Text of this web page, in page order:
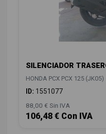
SILENCIADOR
HONDA PCX PCX 125 (JK05)
ID: 1551077
88,00 € Sin IVA
106,48 € Con IVA